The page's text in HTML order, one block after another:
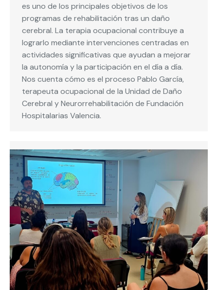
es uno de los principales objetivos de los
programas de rehabilitación tras un daño
cerebral. La terapia ocupacional contribuye a
lograrlo mediante intervenciones centradas en
actividades significativas que ayudan a mejorar
la autonomía y la participación en el día a día.
Nos cuenta cómo es el proceso Pablo García,
terapeuta ocupacional de la Unidad de Daño
Cerebral y Neurorrehabilitación de Fundación
Hospitalarias Valencia.